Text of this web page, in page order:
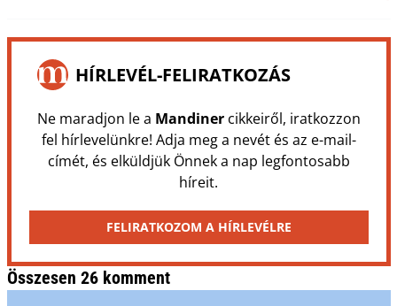
HÍRLEVÉL-FELIRATKOZÁS
Ne maradjon le a Mandinercikkeiről, iratkozzon
fel hírlevelünkre! Adja meg a nevét és az e-mail-
címét, és elküldjük Önnek a nap legfontosabb
híreit.
FELIRATKOZOM A HÍRLEVÉLRE
Összesen 26 komment